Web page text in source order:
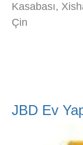
Kasabası,
Çin
JBD Ev